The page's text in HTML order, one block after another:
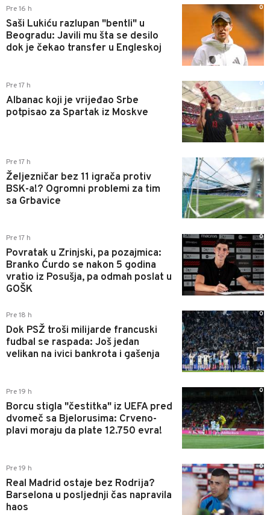
Pre 16 h
Saši Lukiću razlupan "bentli" u
Beogradu: Javili mu šta se desilo
dok je čekao transfer u Engleskoj
0
Pre 17 h
Albanac koji je vrijeđao Srbe
potpisao za Spartak iz Moskve
0
Pre 17 h
Željezničar bez 11 igrača protiv
BSK-a!? Ogromni problemi za tim
sa Grbavice
0
Pre 17 h
Povratak u Zrinjski, pa pozajmica:
Branko Ćurdo se nakon 5 godina
vratio iz Posušja, pa odmah poslat u
GOŠK
0
Pre 18 h
Dok PSŽ troši milijarde francuski
fudbal se raspada: Još jedan
velikan na ivici bankrota i gašenja
0
Pre 19 h
Borcu stigla "čestitka" iz UEFA pred
dvomeč sa Bjelorusima: Crveno-
plavi moraju da plate 12.750 evra!
0
Pre 19 h
Real Madrid ostaje bez Rodrija?
Barselona u posljednji čas napravila
haos
0